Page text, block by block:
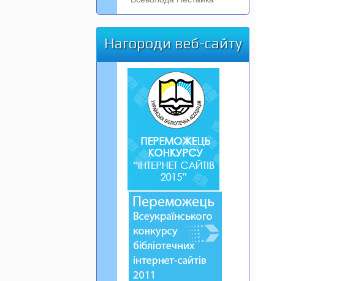
Нагороди веб-сайту